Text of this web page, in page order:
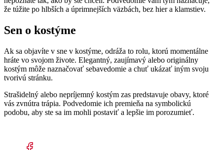
že túžite po hlbších a úprimnejších väzbách, bez hier a klamstiev.
Sen o kostýme
Ak sa objavíte v sne v kostýme, odráža to rolu, ktorú momentálne
hráte vo svojom živote. Elegantný, zaujímavý alebo originálny
kostým môže naznačovať sebavedomie a chuť ukázať iným svoju
tvorivú stránku.
Strašidelný alebo nepríjemný kostým zas predstavuje obavy, ktoré
vás zvnútra trápia. Podvedomie ich premieňa na symbolickú
podobu, aby ste sa im mohli postaviť a lepšie im porozumieť.